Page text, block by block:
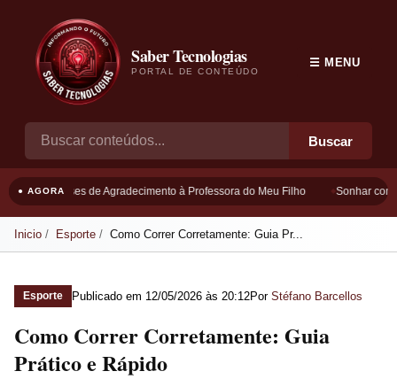
Saber Tecnologias
PORTAL DE CONTEÚDO
Buscar
☰ MENU
● AGORAFrases de Agradecimento à Professora do Meu Filho Sonhar com
Inicio Esporte Como Correr Corretamente: Guia Pr...
Esporte Publicado em 12/05/2026 às 20:12Por Stéfano Barcellos
Como Correr Corretamente: Guia
Prático e Rápido